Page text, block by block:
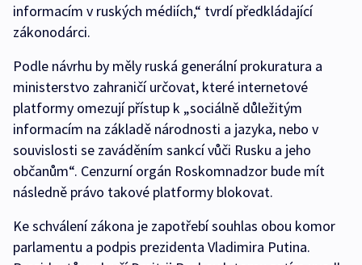
informacím v ruských médiích,“ tvrdí předkládající
zákonodárci.
Podle návrhu by měly ruská generální prokuratura a
ministerstvo zahraničí určovat, které internetové
platformy omezují přístup k „sociálně důležitým
informacím na základě národnosti a jazyka, nebo v
souvislosti se zaváděním sankcí vůči Rusku a jeho
občanům“. Cenzurní orgán Roskomnadzor bude mít
následně právo takové platformy blokovat.
Ke schválení zákona je zapotřebí souhlas obou komor
parlamentu a podpis prezidenta Vladimira Putina.